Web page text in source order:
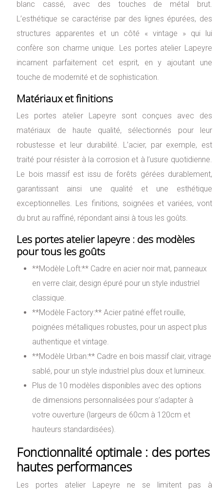
blanc cassé, avec des touches de métal brut.
L’esthétique se caractérise par des lignes épurées, des
structures apparentes et un côté « vintage » qui lui
confère son charme unique. Les portes atelier Lapeyre
incarnent parfaitement cet esprit, en y ajoutant une
touche de modernité et de sophistication.
Matériaux et finitions
Les portes atelier Lapeyre sont conçues avec des
matériaux de haute qualité, sélectionnés pour leur
robustesse et leur durabilité. L’acier, par exemple, est
traité pour résister à la corrosion et à l’usure quotidienne.
Le bois massif est issu de forêts gérées durablement,
garantissant ainsi une qualité et une esthétique
exceptionnelles. Les finitions, soignées et variées, vont
du brut au raffiné, répondant ainsi à tous les goûts.
Les portes atelier lapeyre : des modèles
pour tous les goûts
**Modèle Loft:** Cadre en acier noir mat, panneaux
en verre clair, design épuré pour un style industriel
classique.
**Modèle Factory:** Acier patiné effet rouille,
poignées métalliques robustes, pour un aspect plus
authentique et vintage.
**Modèle Urban:** Cadre en bois massif clair, vitrage
sablé, pour un style industriel plus doux et lumineux.
Plus de 10 modèles disponibles avec des options
de dimensions personnalisées pour s’adapter à
votre ouverture (largeurs de 60cm à 120cm et
hauteurs standardisées).
Fonctionnalité optimale : des portes
hautes performances
Les portes atelier Lapeyre ne se limitent pas à